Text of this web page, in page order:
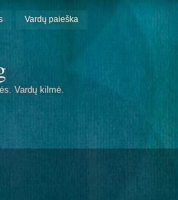
Vardų paieška
Vardų kilmė.